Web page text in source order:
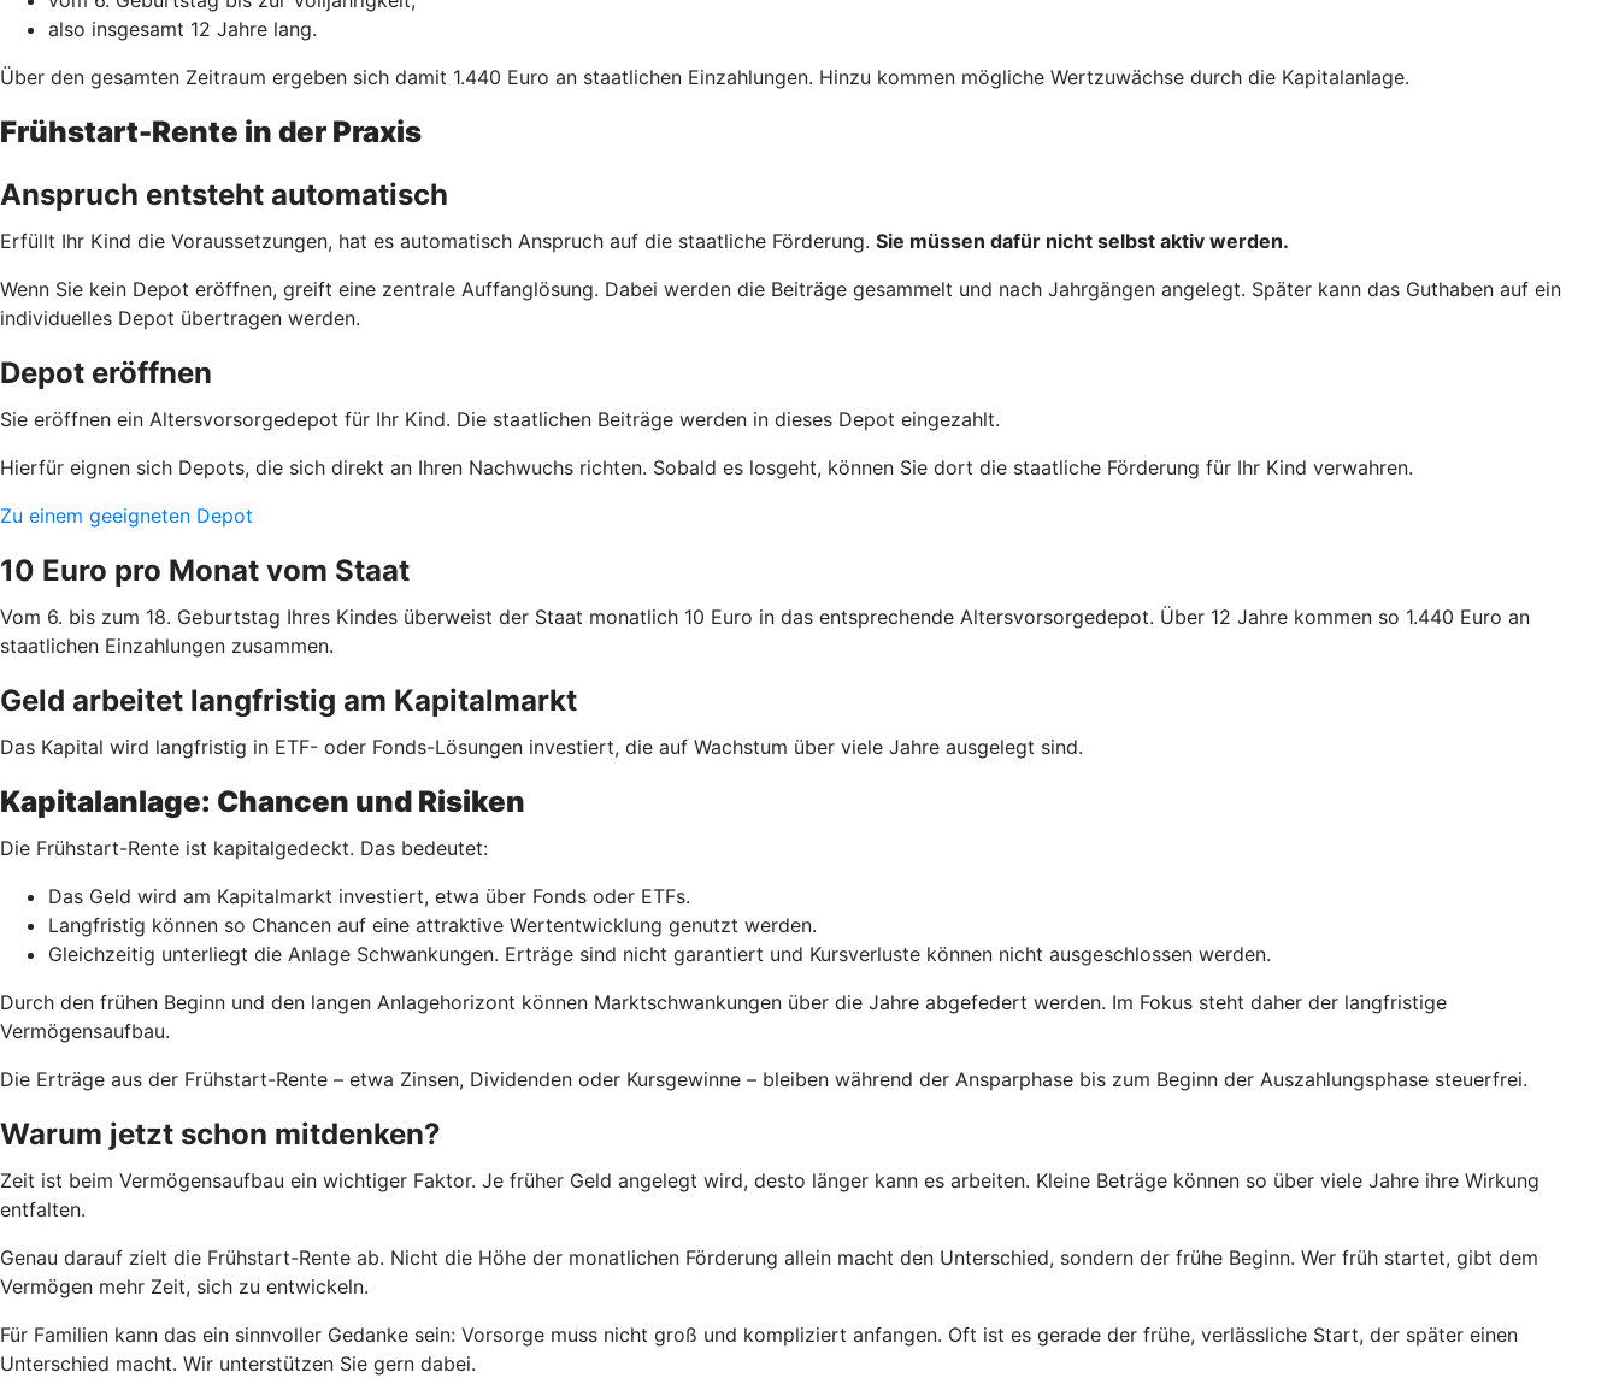
also insgesamt 12 Jahre lang.
Über den gesamten Zeitraum ergeben sich damit 1.440 Euro an staatlichen Einzahlungen. Hinzu kommen mögliche Wertzuwächse durch die Kapitalanlage.
Frühstart-Rente in der Praxis
Anspruch entsteht automatisch
Erfüllt Ihr Kind die Voraussetzungen, hat es automatisch Anspruch auf die staatliche Förderung. Sie müssen dafür nicht selbst aktiv werden.
Wenn Sie kein Depot eröffnen, greift eine zentrale Auffanglösung. Dabei werden die Beiträge gesammelt und nach Jahrgängen angelegt. Später kann das Guthaben auf ein
individuelles Depot übertragen werden.
Depot eröffnen
Sie eröffnen ein Altersvorsorgedepot für Ihr Kind. Die staatlichen Beiträge werden in dieses Depot eingezahlt.
Hierfür eignen sich Depots, die sich direkt an Ihren Nachwuchs richten. Sobald es losgeht, können Sie dort die staatliche Förderung für Ihr Kind verwahren.
Zu einem geeigneten Depot
10 Euro pro Monat vom Staat
Vom 6. bis zum 18. Geburtstag Ihres Kindes überweist der Staat monatlich 10 Euro in das entsprechende Altersvorsorgedepot. Über 12 Jahre kommen so 1.440 Euro an
staatlichen Einzahlungen zusammen.
Geld arbeitet langfristig am Kapitalmarkt
Das Kapital wird langfristig in ETF- oder Fonds-Lösungen investiert, die auf Wachstum über viele Jahre ausgelegt sind.
Kapitalanlage: Chancen und Risiken
Die Frühstart-Rente ist kapitalgedeckt. Das bedeutet:
Das Geld wird am Kapitalmarkt investiert, etwa über Fonds oder ETFs.
Langfristig können so Chancen auf eine attraktive Wertentwicklung genutzt werden.
Gleichzeitig unterliegt die Anlage Schwankungen. Erträge sind nicht garantiert und Kursverluste können nicht ausgeschlossen werden.
Durch den frühen Beginn und den langen Anlagehorizont können Marktschwankungen über die Jahre abgefedert werden. Im Fokus steht daher der langfristige
Vermögensaufbau.
Die Erträge aus der Frühstart-Rente – etwa Zinsen, Dividenden oder Kursgewinne – bleiben während der Ansparphase bis zum Beginn der Auszahlungsphase steuerfrei.
Warum jetzt schon mitdenken?
Zeit ist beim Vermögensaufbau ein wichtiger Faktor. Je früher Geld angelegt wird, desto länger kann es arbeiten. Kleine Beträge können so über viele Jahre ihre Wirkung
entfalten.
Genau darauf zielt die Frühstart-Rente ab. Nicht die Höhe der monatlichen Förderung allein macht den Unterschied, sondern der frühe Beginn. Wer früh startet, gibt dem
Vermögen mehr Zeit, sich zu entwickeln.
Für Familien kann das ein sinnvoller Gedanke sein: Vorsorge muss nicht groß und kompliziert anfangen. Oft ist es gerade der frühe, verlässliche Start, der später einen
Unterschied macht. Wir unterstützen Sie gern dabei.